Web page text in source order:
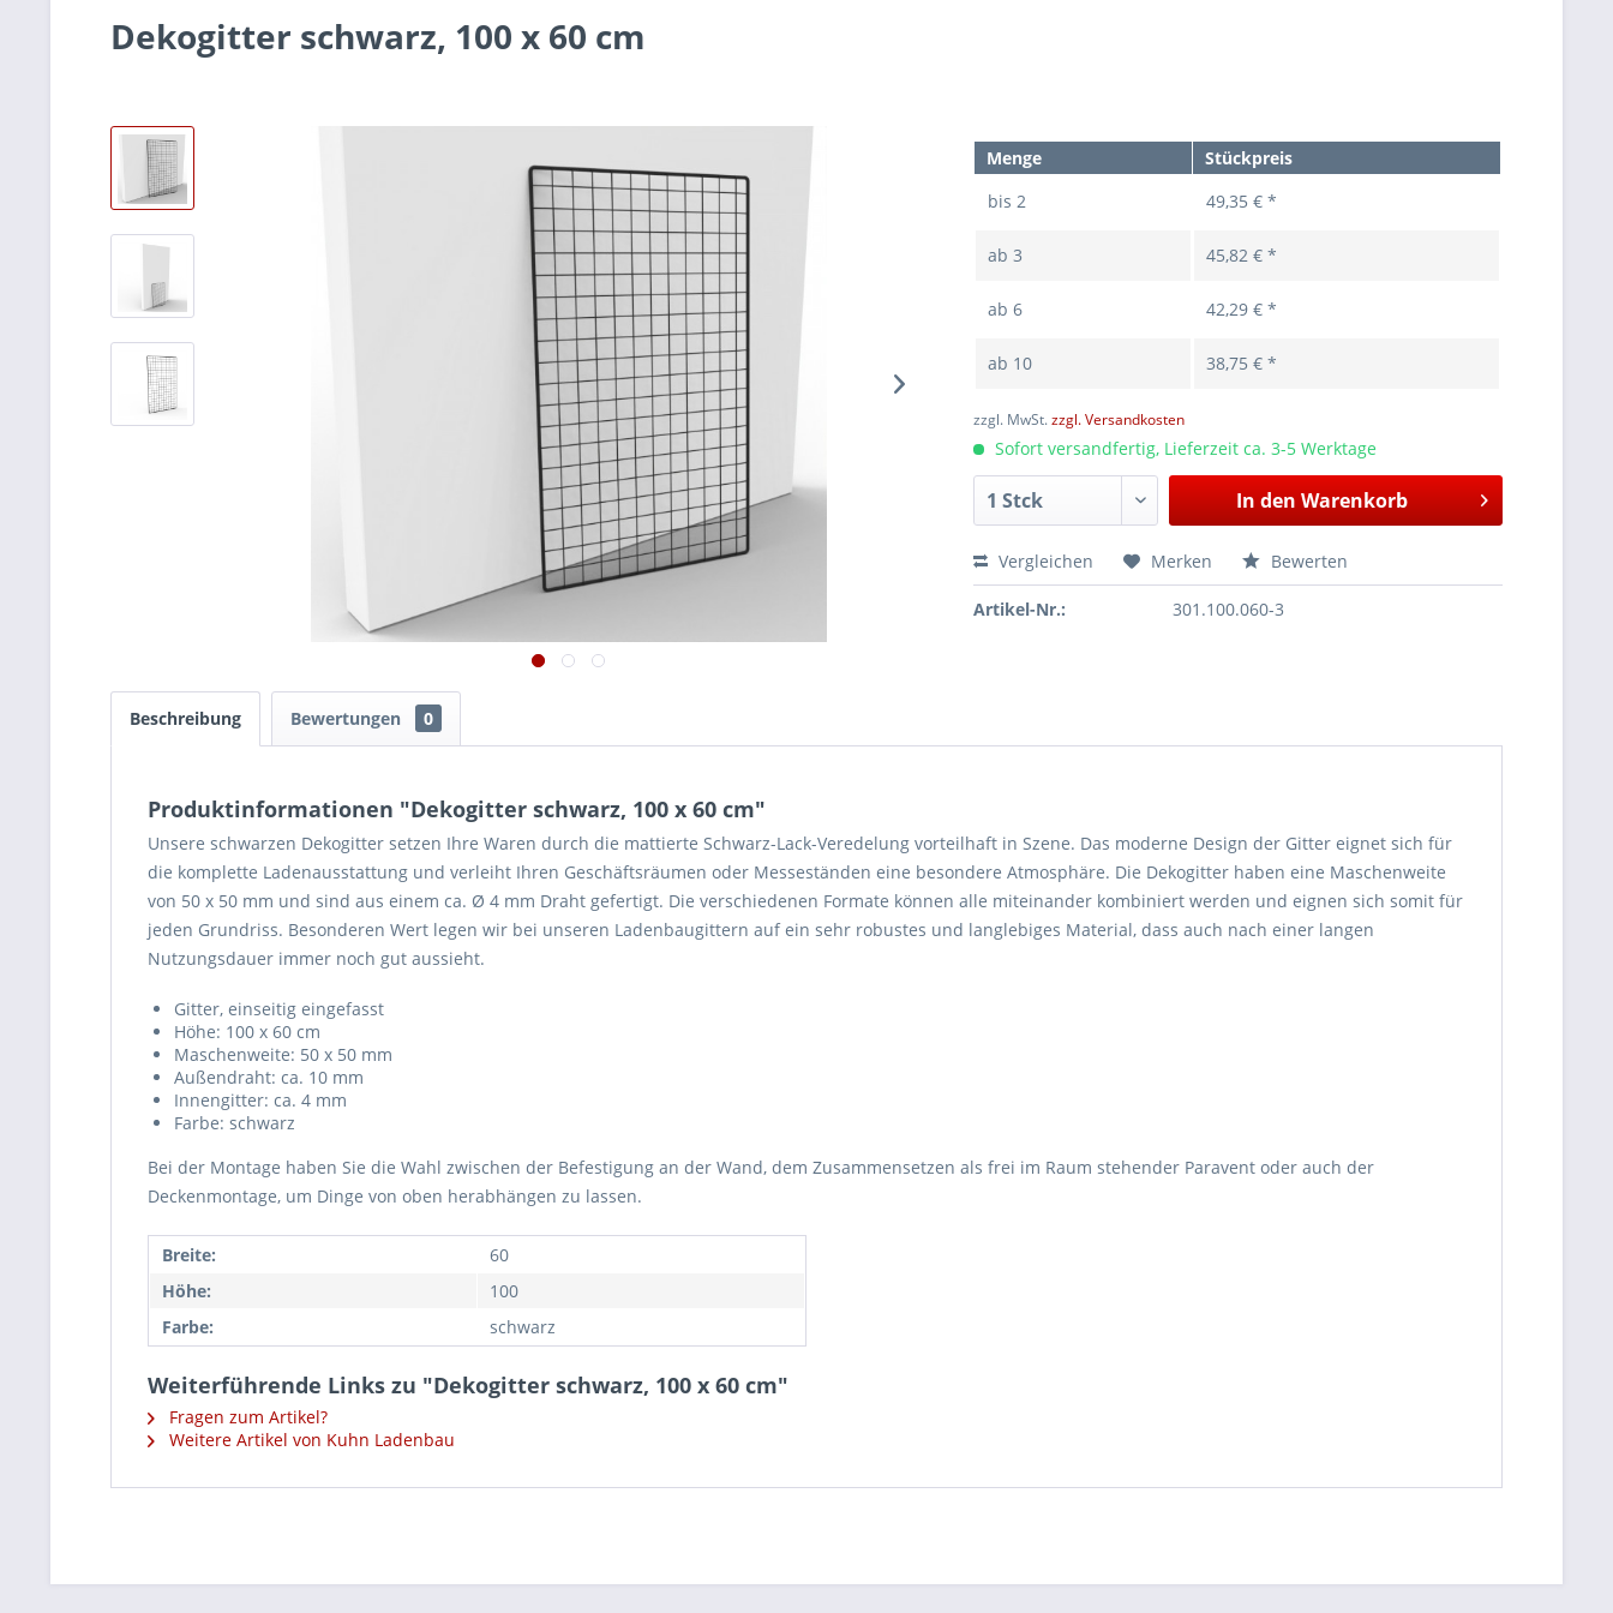
Dekogitter schwarz, 100 x 60 cm
Menge
Stückpreis
bis2 49,35 € *
ab3 45,82 € *
ab6 42,29 € *
ab 10 38,75 € *
zzgl. MwSt.zzgl. Versandkosten
Sofort versandfertig, Lieferzeit ca. 3-5 Werktage
In den Warenkorb
Vergleichen Merken Bewerten
Artikel-Nr.: 301.100.060-3
Beschreibung Bewertungen 0
Produktinformationen "Dekogitter schwarz, 100 x 60 cm"
Unsere schwarzen Dekogitter setzen Ihre Waren durch die mattierte Schwarz-Lack-Veredelung vorteilhaft in Szene. Das moderne Design der Gitter eignet sich für
die komplette Ladenausstattung und verleiht Ihren Geschäftsräumen oder Messeständen eine besondere Atmosphäre. Die Dekogitter haben eine Maschenweite
von 50 x 50 mm und sind aus einem ca. Ø 4 mm Draht gefertigt. Die verschiedenen Formate können alle miteinander kombiniert werden und eignen sich somit für
jeden Grundriss. Besonderen Wert legen wir bei unseren Ladenbaugittern auf ein sehr robustes und langlebiges Material, dass auch nach einer langen
Nutzungsdauer immer noch gut aussieht.
Gitter, einseitig eingefasst
Höhe: 100 x 60 cm
Maschenweite: 50 x 50 mm
Außendraht: ca. 10 mm
Innengitter: ca. 4 mm
Farbe: schwarz
Bei der Montage haben Sie die Wahl zwischen der Befestigung an der Wand, dem Zusammensetzen als frei im Raum stehender Paravent oder auch der
Deckenmontage, um Dinge von oben herabhängen zu lassen.
Breite:
60
Höhe:
100
Farbe:
schwarz
Weiterführende Links zu "Dekogitter schwarz, 100 x 60 cm"
Fragen zum Artikel?
Weitere Artikel von Kuhn Ladenbau